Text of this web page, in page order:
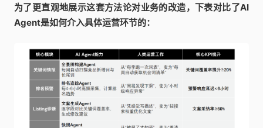
为了更直观地展示这套方法论对业务的改造，下表对比了AI
Agent是如何介入具体运营环节的：